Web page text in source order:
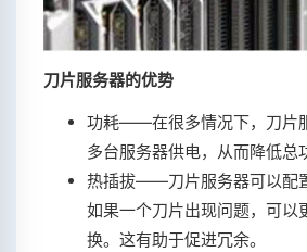
刀片服务器的优势
功耗——在很多情况下，刀片
多台服务器供电，从而降低总
热插拔——刀片服务器可以配
如果一个刀片出现问题，可以
换。这有助于促进冗余。